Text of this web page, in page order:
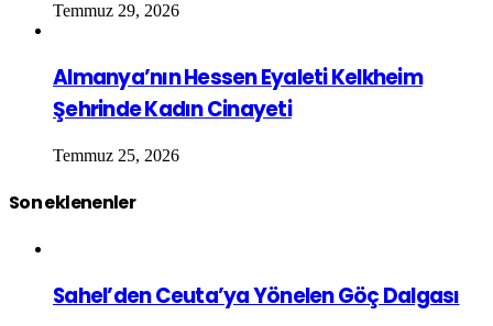
Temmuz 29, 2026
Almanya’nın Hessen Eyaleti Kelkheim
Şehrinde Kadın Cinayeti
Temmuz 25, 2026
Son eklenenler
Sahel’den Ceuta’ya Yönelen Göç Dalgası